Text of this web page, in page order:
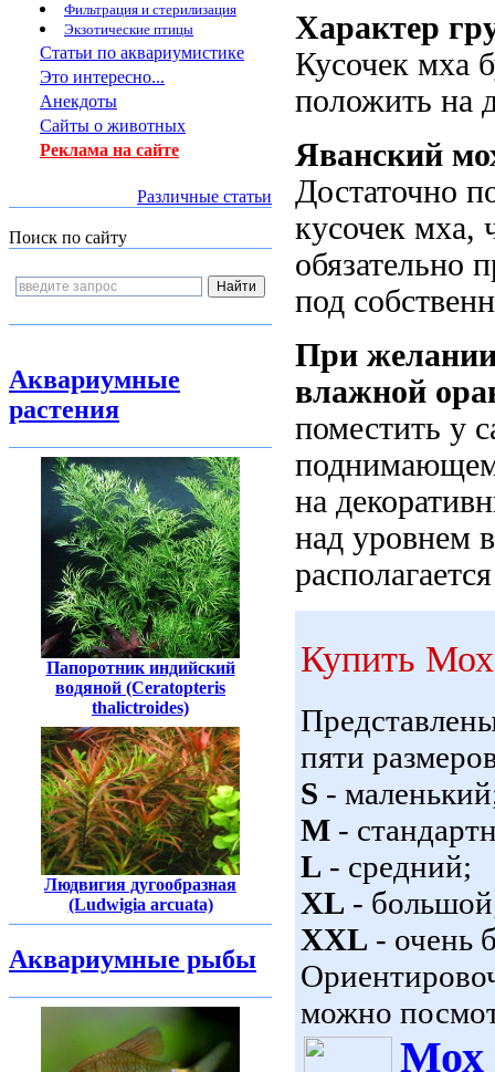
Фильтрация и стерилизация
Экзотические птицы
Статьи по аквариумистике
Это интересно...
Анекдоты
Сайты о животных
Реклама на сайте
Различные статьи
Поиск по сайту
Аквариумные
растения
Папоротник индийский
водяной (Ceratopteris
thalictroides)
Людвигия дугообразная
(Ludwigia arcuata)
Аквариумные рыбы
Характер
Кусочек мха
положить на
Яванский
Достаточно
кусочек мха,
обязательно
под
При
влажной
поместить у
на
над уровнем
Купить Мох
пяти
S -
M -
L - средний;
XL -
XXL - очень
можно
Мох